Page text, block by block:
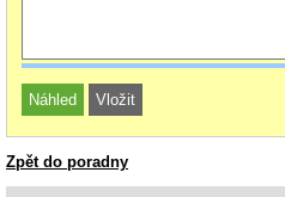
Zpět do poradny